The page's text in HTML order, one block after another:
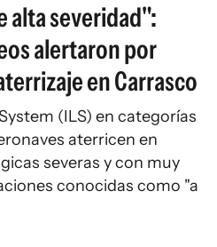
alta severidad":
alertaron por
en Carrasco
(ILS) en categorías
aterricen en
severas y con muy
conocidas como "a